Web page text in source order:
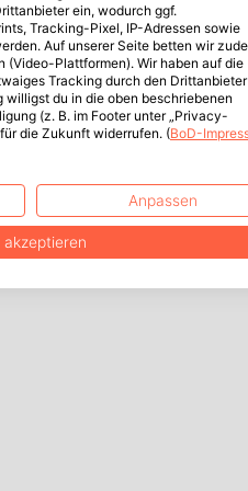
ein, wodurch ggf.
Tracking-Pixel, IP-Adressen sowie
Auf unserer Seite betten wir
(Video-Plattformen). Wir haben auf die
Tracking durch den Drittanbieter
willigst du in die oben beschriebenen
(z. B. im Footer unter „Privacy-
die Zukunft widerrufen. (BoD-
Anpassen
akzeptieren